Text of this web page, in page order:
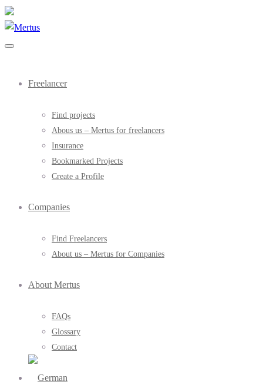
Freelancer
Find projects
Abous us – Mertus for freelancers
Insurance
Bookmarked Projects
Create a Profile
Companies
Find Freelancers
About us – Mertus for Companies
About Mertus
FAQs
Glossary
Contact